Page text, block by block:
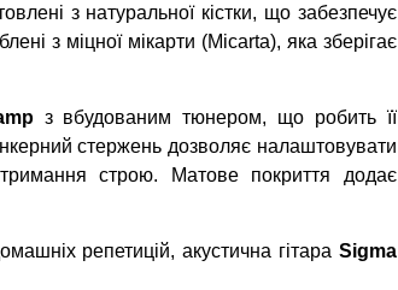
з натуральної кістки, що забезпечує
з міцної мікарти (Micarta), яка зберігає
з вбудованим тюнером, що робить її
стержень дозволяє налаштовувати
строю. Матове покриття додає
репетицій, акустична гітара Sigma